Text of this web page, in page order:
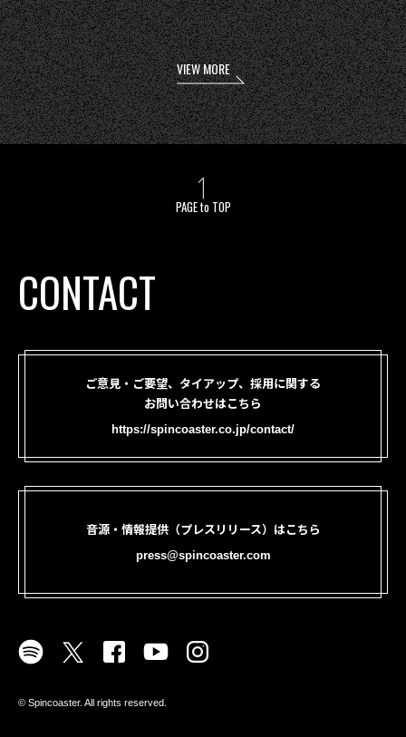
VIEW MORE
PAGE to TOP
CONTACT
ご意見・ご要望、タイアップ、採用に関する
お問い合わせはこちら
https://spincoaster.co.jp/contact/
音源・情報提供（プレスリリース）はこちら
press@spincoaster.com
©︎ Spincoaster. All rights reserved.